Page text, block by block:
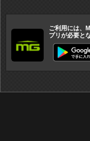
ご利用には、
プリが必要と